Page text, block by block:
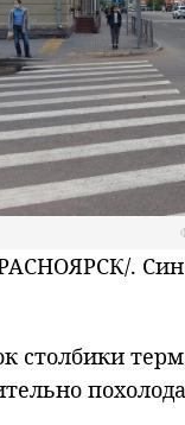
.
столбики